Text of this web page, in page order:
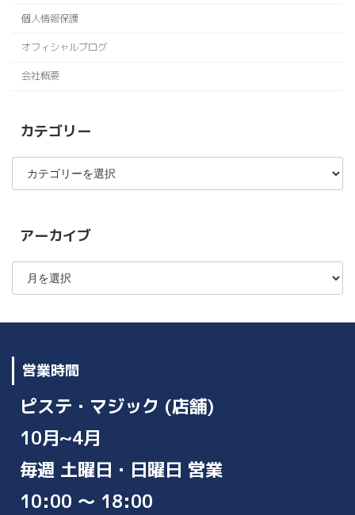
個人情報保護
オフィシャルブログ
会社概要
カテゴリー
カ
ゴ
アーカイブ
ア
カ
ブ
営業時間
ピステ・マジック (店舗)
10月~4月
毎週 土曜日・日曜日 営業
10:00 ～ 18:00